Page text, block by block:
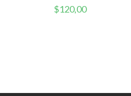
opciones
se
$120,00